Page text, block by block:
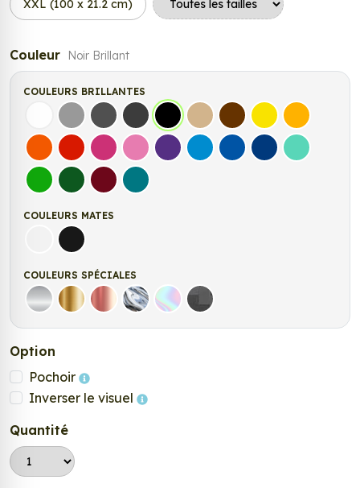
XXL (100 x 21.2 cm)
Couleur Noir Brillant
COULEURS BRILLANTES
Blanc Gris Gris FoncéGris Anthracite
Noir Beige Marron Jaune ClairJaune
OrangeRouge FuchsiaRose Violet Bleu clairBleu MoyenBleu FoncéBleu Vert
Vert clairVert FoncéBordeauxTurquoise
COULEURS MATES
Blanc matNoir Mat
COULEURS SPÉCIALES
Argent Or Rose Gold
ChromeHolographique
Carbone Noir
Option
Pochoir
Inverser le visuel
Quantité